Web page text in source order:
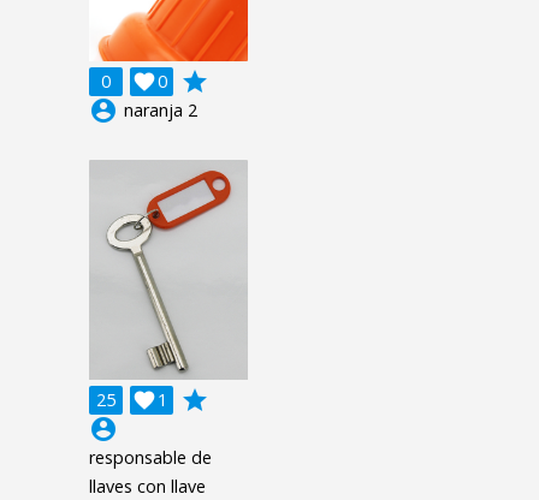
0 0

grade
account_circle naranja 2
25 1

grade
account_circle
responsable de
llaves con llave